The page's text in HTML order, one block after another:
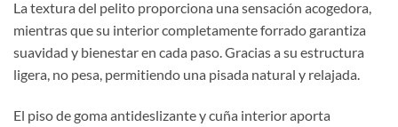
La textura del pelito proporciona una sensación acogedora,
mientras que su interior completamente forrado garantiza
suavidad y bienestar en cada paso. Gracias a su estructura
ligera, no pesa, permitiendo una pisada natural y relajada.
El piso de goma antideslizante y cuña interior aporta